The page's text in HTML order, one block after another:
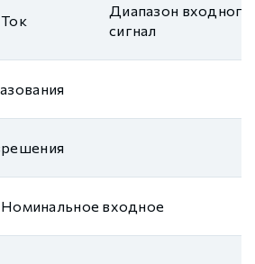
Ток
Диапазон входного
сигнал
Номинальное входное